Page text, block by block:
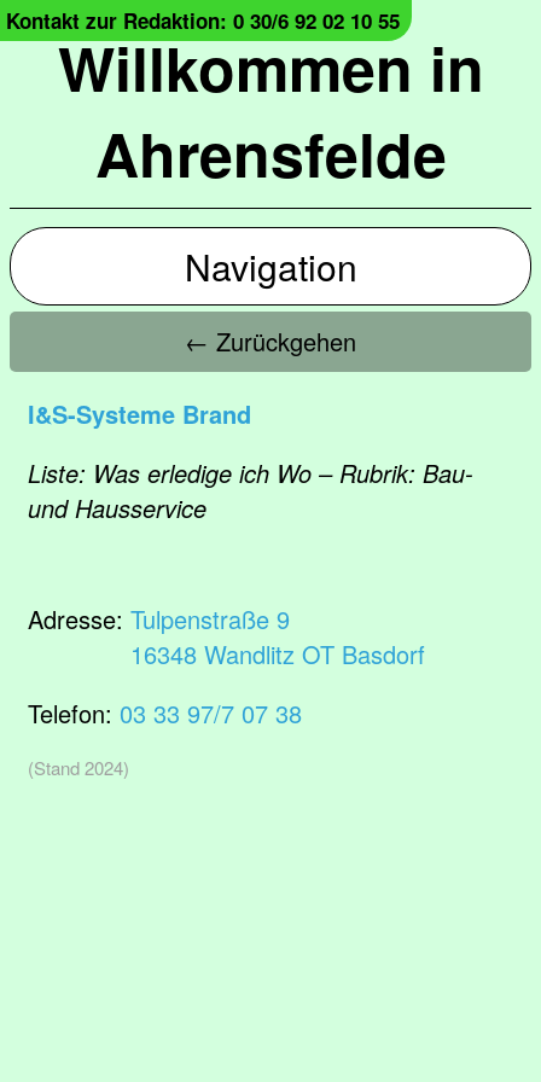
Willkommen in
Ahrensfelde
Kontakt zur Redaktion: 0 30/6 92 02 10 55
Navigation
← Zurückgehen
I&S-Systeme Brand
Liste: Was erledige ich Wo – Rubrik: Bau-
und Hausservice
Adresse: Tulpenstraße 9
16348 Wandlitz OT Basdorf
Telefon: 03 33 97/7 07 38
(Stand 2024)